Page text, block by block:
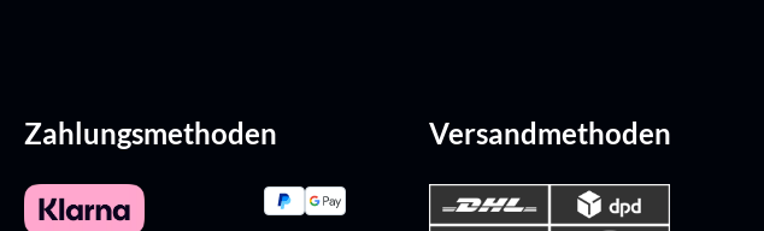
Zahlungsmethoden Versandmethoden